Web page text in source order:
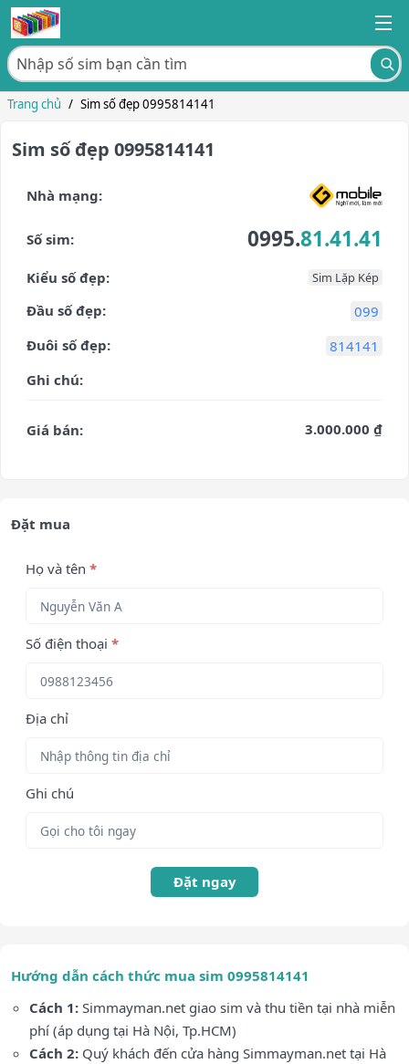
Trang chủ / Sim số đẹp 0995814141
Sim số đẹp 0995814141
Nhà mạng:
Số sim: 0995.81.41.41
Kiểu số đẹp: Sim Lặp Kép
Đầu số đẹp:
099
Đuôi số đẹp:
814141
Ghi chú:
Giá bán: 3.000.000 ₫
Đặt mua
Họ và tên *
Số điện thoại *
Địa chỉ
Ghi chú
Đặt ngay
Hướng dẫn cách thức mua sim 0995814141
Cách 1: Simmayman.net giao sim và thu tiền tại nhà miễn
phí (áp dụng tại Hà Nội, Tp.HCM)
Cách 2: Quý khách đến cửa hàng Simmayman.net tại Hà